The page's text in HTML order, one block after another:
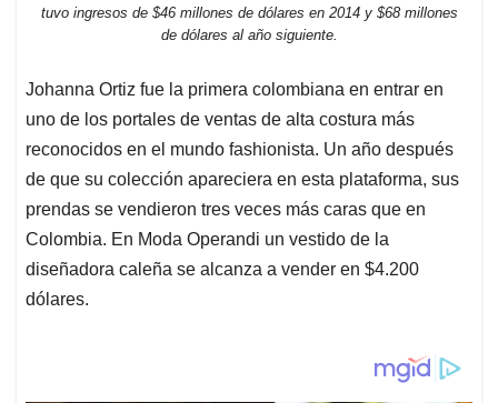
tuvo ingresos de $46 millones de dólares en 2014 y $68 millones
de dólares al año siguiente.
Johanna Ortiz fue la primera colombiana en entrar en
uno de los portales de ventas de alta costura más
reconocidos en el mundo fashionista. Un año después
de que su colección apareciera en esta plataforma, sus
prendas se vendieron tres veces más caras que en
Colombia. En Moda Operandi un vestido de la
diseñadora caleña se alcanza a vender en $4.200
dólares.